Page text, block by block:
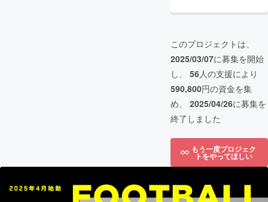
このプロジェクトは、
2025/03/07に募集を開始
し、 56人の支援により
590,800円の資金を集
め、 2025/04/26に募集を
終了しました
もう一度プロジェク
トをやってほしい